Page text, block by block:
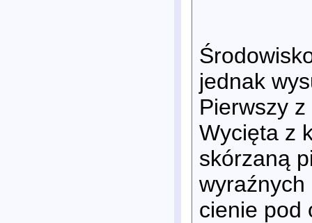
jednak
Pierwszy
Wycięta z
skórzaną
wyraźnych
cienie pod